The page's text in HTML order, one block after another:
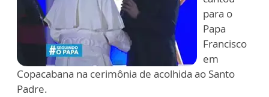
para o
Papa
Francisco
em
Copacabana na cerimônia de acolhida ao Santo
Padre.